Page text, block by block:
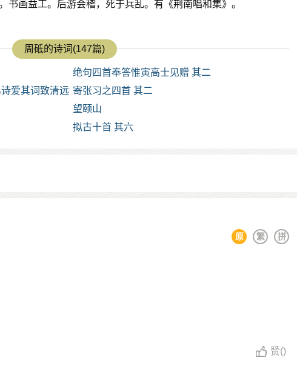
书画益工。后游会稽，死于兵乱。有《荆南唱和集》。
周砥的诗词(147篇)
绝句四首奉答惟寅高士见赠 其二
爱其词致清远 寄张习之四首 其二
望颐山
拟古十首 其六
拼
繁
原
赞()